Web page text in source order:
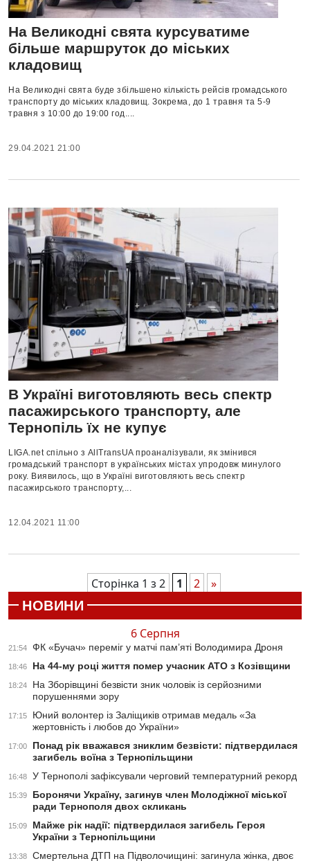
На Великодні свята курсуватиме
більше маршруток до міських
кладовищ
На Великодні свята буде збільшено кількість рейсів громадського
транспорту до міських кладовищ. Зокрема, до 1 травня та 5-9
травня з 10:00 до 19:00 год....
29.04.2021 21:00
В Україні виготовляють весь спектр
пасажирського транспорту, але
Тернопіль їх не купує
LIGA.net спільно з AllTransUA проаналізували, як змінився
громадський транспорт в українських містах упродовж минулого
року. Виявилось, що в Україні виготовляють весь спектр
пасажирського транспорту,...
12.04.2021 11:00
Сторінка 1 з 2 1 2
»
НОВИНИ
6 Серпня
21:54 ФК «Бучач» переміг у матчі пам’яті Володимира Дроня
18:46 На 44-му році життя помер учасник АТО з Козівщини
18:24
На Зборівщині безвісти зник чоловік із серйозними
порушеннями зору
17:15
Юний волонтер із Заліщиків отримав медаль «За
жертовність і любов до України»
17:00
Понад рік вважався зниклим безвісти: підтвердилася
загибель воїна з Тернопільщини
16:48 У Тернополі зафіксували черговий температурний рекорд
15:39
Боронячи Україну, загинув член Молодіжної міської
ради Тернополя двох скликань
15:09
Майже рік надії: підтвердилася загибель Героя
України з Тернопільщини
13:38 Смертельна ДТП на Підволочищині: загинула жінка, двоє